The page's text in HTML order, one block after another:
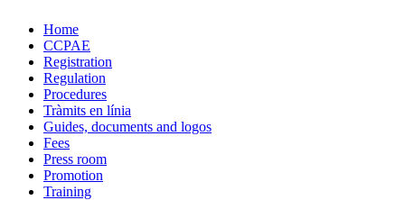
Home
CCPAE
Registration
Regulation
Procedures
Tràmits en línia
Guides, documents and logos
Fees
Press room
Promotion
Training